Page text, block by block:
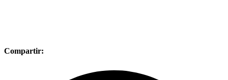
Compartir: